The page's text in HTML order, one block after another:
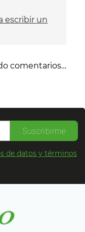
escribir un
comentarios…
Suscribirme
de datos y términos